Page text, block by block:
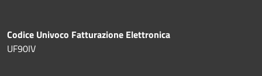
Codice Univoco Fatturazione Elettronica
UF90IV